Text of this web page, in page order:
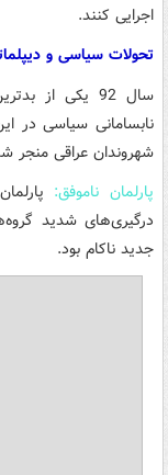
اجرایی کنند.
تحولات سیاسی و
سال 92 یکی
نابسامانی سیاسی در
شهروندان عراقی منجر
پارلمان ناموفق:
درگیری‌های شدید
جدید ناکام بود.